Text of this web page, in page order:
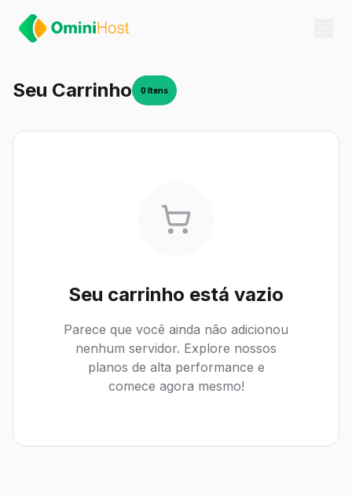
Seu Carrinho 0 Itens
Seu carrinho está vazio
Parece que você ainda não adicionou
nenhum servidor. Explore nossos
planos de alta performance e
comece agora mesmo!